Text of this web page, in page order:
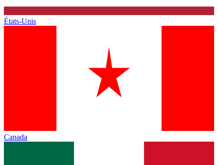
États-Unis
Canada